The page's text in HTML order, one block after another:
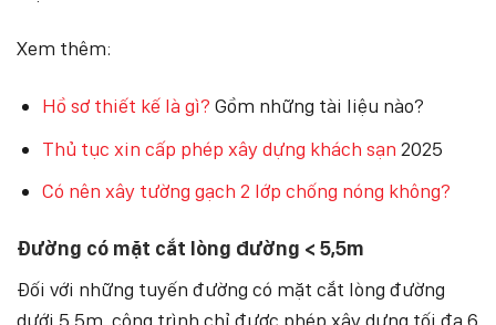
Xem thêm:
Hồ sơ thiết kế là gì? Gồm những tài liệu nào?
Thủ tục xin cấp phép xây dựng khách sạn 2025
Có nên xây tường gạch 2 lớp chống nóng không?
Đường có mặt cắt lòng đường < 5,5m
Đối với những tuyến đường có mặt cắt lòng đường
dưới 5,5m, công trình chỉ được phép xây dựng tối đa 6